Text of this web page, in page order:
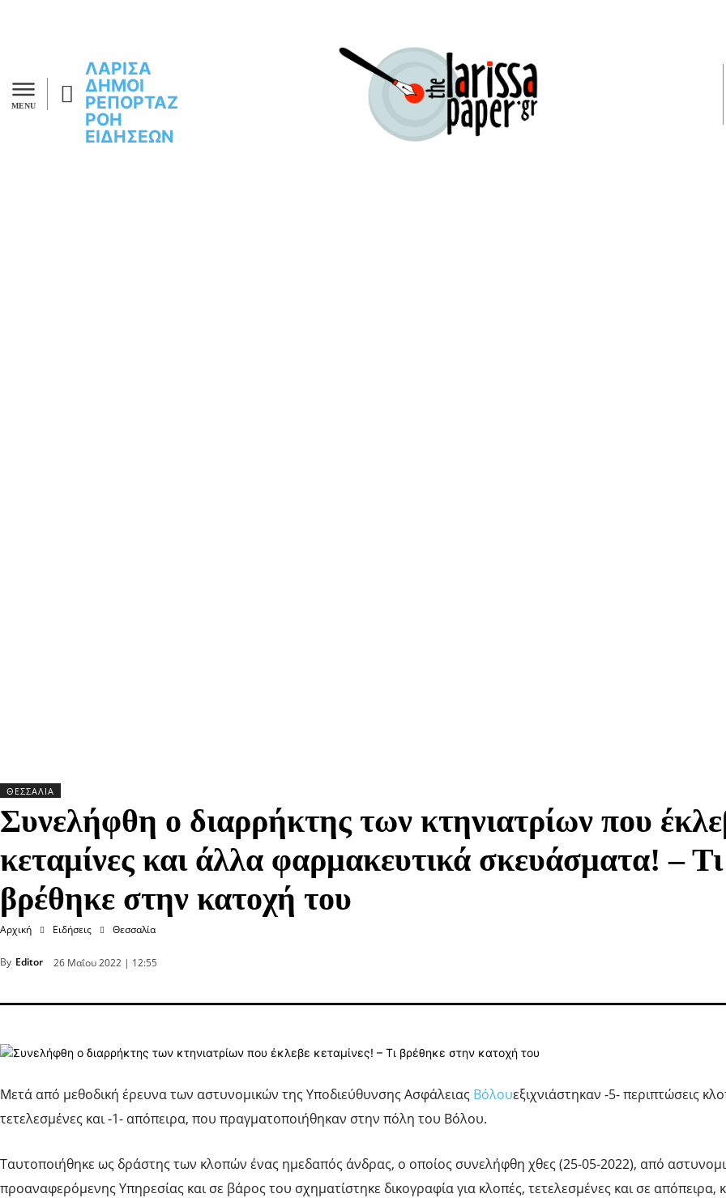
MENU
ΛΑΡΙΣΑ
ΔΗΜΟΙ
ΡΕΠΟΡΤΑΖ
ΡΟΗ
ΕΙΔΗΣΕΩΝ
ΘΕΣΣΑΛΊΑ
Συνελήφθη ο διαρρήκτης των κτηνιατρίων που
κεταμίνες και άλλα φαρμακευτικά σκευάσματα! – Τι
βρέθηκε στην κατοχή του
Αρχική Ειδήσεις Θεσσαλία
By Editor 26 Μαΐου 2022 | 12:55
Μετά από μεθοδική έρευνα των αστυνομικών της Υποδιεύθυνσης Ασφάλειας Βόλουεξιχνιάστηκαν -5- περιπτώσεις
τετελεσμένες και -1- απόπειρα, που πραγματοποιήθηκαν στην πόλη του Βόλου.
Ταυτοποιήθηκε ως δράστης των κλοπών ένας ημεδαπός άνδρας, ο οποίος συνελήφθη χθες (25-05-2022), από
προαναφερόμενης Υπηρεσίας και σε βάρος του σχηματίστηκε δικογραφία για κλοπές, τετελεσμένες και σε απόπειρα,